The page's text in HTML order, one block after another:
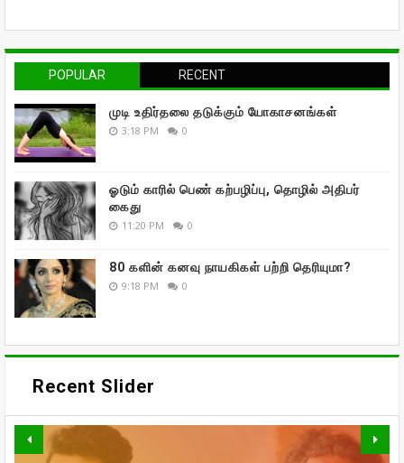
POPULAR RECENT
முடி உதிர்தலை தடுக்கும் யோகாசனங்கள்
3:18 PM 0
ஓடும் காரில் பெண் கற்பழிப்பு, தொழில் அதிபர்
கைது
11:20 PM 0
80 களின் கனவு நாயகிகள் பற்றி தெரியுமா?
9:18 PM 0
Recent Slider